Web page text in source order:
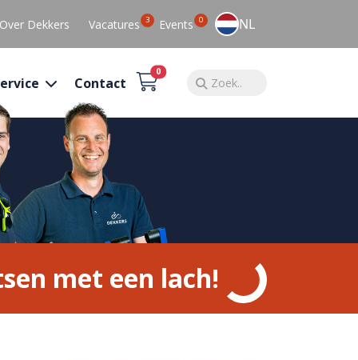
Over Dekkers Vacatures 3 Events 0 NL
Contact
0
met een lach!